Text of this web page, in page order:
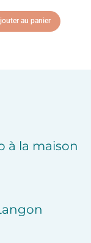
au panier
à la maison